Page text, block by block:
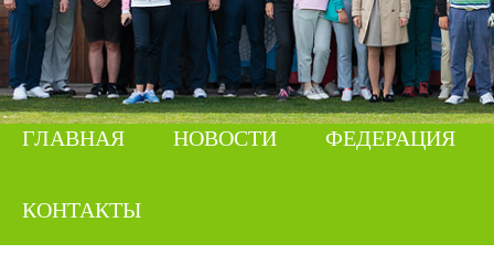
ГЛАВНАЯ НОВОСТИ ФЕДЕРАЦИЯ
КОНТАКТЫ